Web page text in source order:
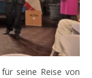
seine Reise von